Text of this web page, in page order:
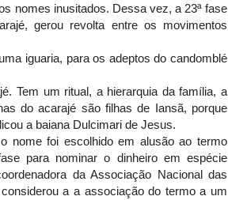
nomes inusitados. Dessa vez, a 23ª fase
gerou revolta entre os movimentos
iguaria, para os adeptos do candomblé
Tem um ritual, a hierarquia da família, a
do acarajé são filhas de Iansã, porque
a baiana Dulcimari de Jesus.
nome foi escolhido em alusão ao termo
para nominar o dinheiro em espécie
da Associação Nacional das
a a associação do termo a um